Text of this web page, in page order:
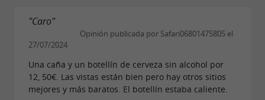
"Caro"
Opinión publicada por Safari06801475805 el
27/07/2024
Una caña y un botellín de cerveza sin alcohol por
12, 50€. Las vistas están bien pero hay otros sitios
mejores y más baratos. El botellín estaba caliente.